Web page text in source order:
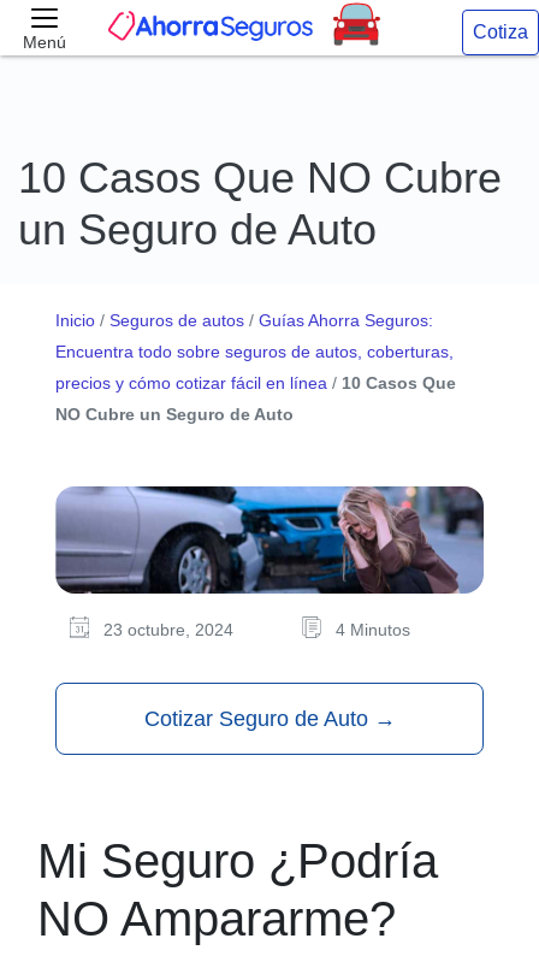
Menú Cotiza
10 Casos Que NO Cubre
un Seguro de Auto
Inicio / Seguros de autos / Guías Ahorra Seguros:
Encuentra todo sobre seguros de autos, coberturas,
precios y cómo cotizar fácil en línea / 10 Casos Que
NO Cubre un Seguro de Auto
23 octubre, 2024 4 Minutos
Cotizar Seguro de Auto →
Mi Seguro ¿Podría
NO Ampararme?